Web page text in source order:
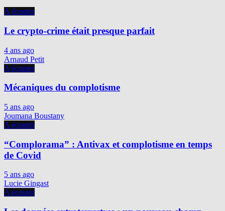
A écouter
Le crypto-crime était presque parfait
4 ans ago
Arnaud Petit
A écouter
Mécaniques du complotisme
5 ans ago
Joumana Boustany
A écouter
“Complorama” : Antivax et complotisme en temps
de Covid
5 ans ago
Lucie Gingast
A écouter